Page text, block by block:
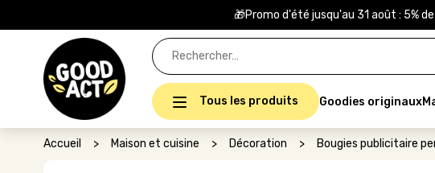
🎁Promo d'été jusqu'au 31 août : 5%
Rechercher :
Tous les produits Goodies originaux
Accueil > Maison et cuisine > Décoration > Bougies publicitaire